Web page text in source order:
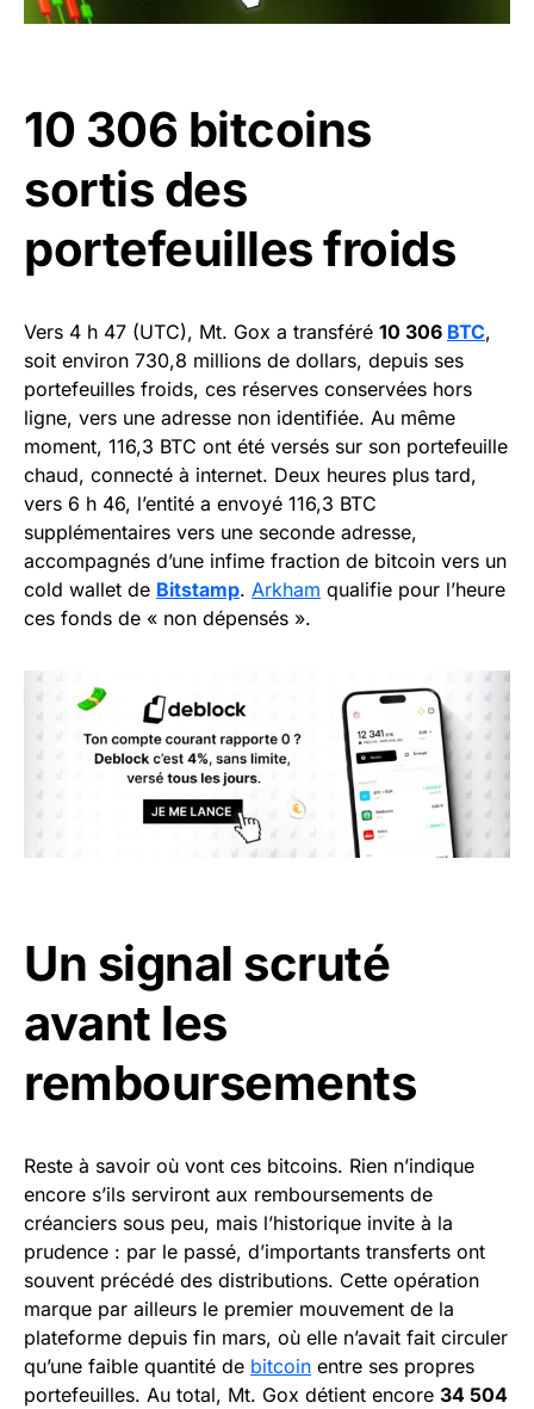
10 306 bitcoins
sortis des
portefeuilles froids
Vers 4 h 47 (UTC), Mt. Gox a transféré 10 306 BTC,
soit environ 730,8 millions de dollars, depuis ses
portefeuilles froids, ces réserves conservées hors
ligne, vers une adresse non identifiée. Au même
moment, 116,3 BTC ont été versés sur son portefeuille
chaud, connecté à internet. Deux heures plus tard,
vers 6 h 46, l’entité a envoyé 116,3 BTC
supplémentaires vers une seconde adresse,
accompagnés d’une infime fraction de bitcoin vers un
cold wallet de Bitstamp. Arkham qualifie pour l’heure
ces fonds de « non dépensés ».
Un signal scruté
avant les
remboursements
Reste à savoir où vont ces bitcoins. Rien n’indique
encore s’ils serviront aux remboursements de
créanciers sous peu, mais l’historique invite à la
prudence : par le passé, d’importants transferts ont
souvent précédé des distributions. Cette opération
marque par ailleurs le premier mouvement de la
plateforme depuis fin mars, où elle n’avait fait circuler
qu’une faible quantité de bitcoin entre ses propres
portefeuilles. Au total, Mt. Gox détient encore 34 504